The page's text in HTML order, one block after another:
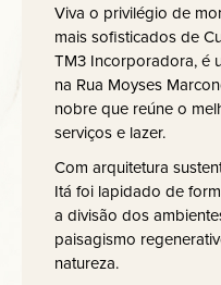
Viva o privilégio de
mais sofisticados de
TM3 Incorporadora, é
na Rua Moyses
nobre que reúne o
serviços e lazer.
Com arquitetura
Itá foi lapidado de
a divisão dos
paisagismo
natureza.